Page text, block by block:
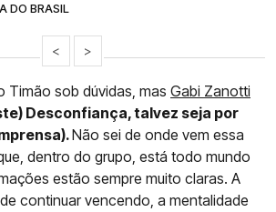
DO BRASIL
< >
Timão sob dúvidas, mas Gabi Zanotti
Desconfiança, talvez seja por
Não sei de onde vem essa
dentro do grupo, está todo mundo
estão sempre muito claras. A
continuar vencendo, a mentalidade